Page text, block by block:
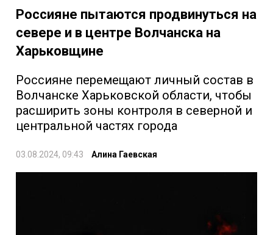
Россияне пытаются продвинуться на
севере и в центре Волчанска на
Харьковщине
Россияне перемещают личный состав в
Волчанске Харьковской области, чтобы
расширить зоны контроля в северной и
центральной частях города
03.08.2024, 09:43 Алина Гаевская